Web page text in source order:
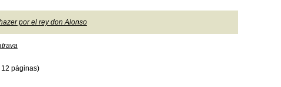
por el rey don Alonso
páginas)